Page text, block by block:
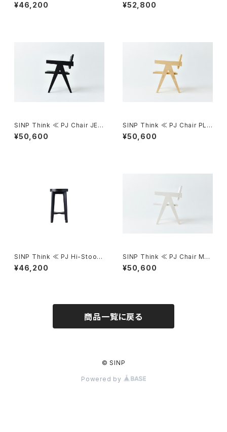
¥46,200 ¥52,800
SINP Think ≪ PJ Chair JET
-BLACK ≫
¥50,600
SINP Think ≪ PJ Chair PLY
WOOD ≫
¥50,600
SINP Think ≪ PJ Hi-Stool
JET-BLACK≫
¥46,200
SINP Think ≪ PJ Chair MA
TT-WHITE≫
¥50,600
商品一覧に戻る
© SINP
Powered by